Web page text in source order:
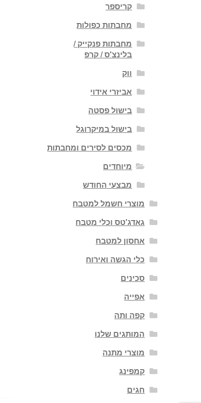
קריספר
מחבתות כפולות
מחבתות פנקייק /
בלינצ'ס / קרפ
ווק
אביזרי אידוי
בישול פסטה
בישול במיקרוגל
מכסים לסירים ומחבתות
מיוחדים
מבצעי החודש
מוצרי חשמל למטבח
גאדג'טס וכלי מטבח
אחסון למטבח
כלי הגשה ואירוח
סכינים
אפייה
קפה ותה
המותגים שלנו
מוצרי מתנה
קמפינג
חגים